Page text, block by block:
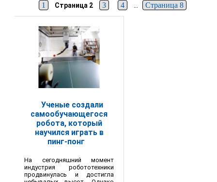
1 Страница 2 3 4 ... Страница 8
Ученые создали
самообучающегося
робота, который
научился играть в
пинг-понг
На сегодняшний момент
индустрия робототехники
продвинулась и достигла